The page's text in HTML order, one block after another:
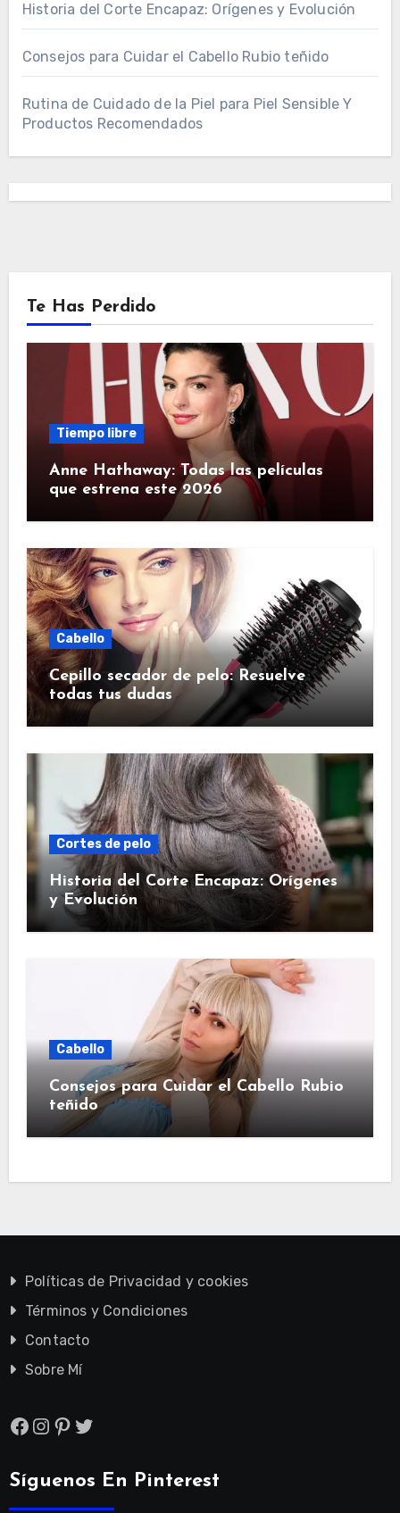
Historia del Corte Encapaz: Orígenes y Evolución
Consejos para Cuidar el Cabello Rubio teñido
Rutina de Cuidado de la Piel para Piel Sensible Y
Productos Recomendados
Te Has Perdido
Tiempo libre
Anne Hathaway: Todas las películas
que estrena este 2026
Cabello
Cepillo secador de pelo: Resuelve
todas tus dudas
Cortes de pelo
Historia del Corte Encapaz: Orígenes
y Evolución
Cabello
Consejos para Cuidar el Cabello Rubio
teñido
Políticas de Privacidad y cookies
Términos y Condiciones
Contacto
Sobre Mí
Facebook
Instagram
Pinterest
Twitter
Síguenos En Pinterest